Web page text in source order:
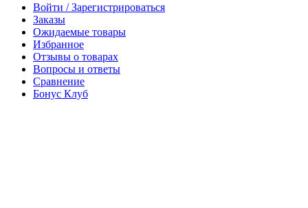
Войти / Зарегистрироваться
Заказы
Ожидаемые товары
Избранное
Отзывы о товарах
Вопросы и ответы
Сравнение
Бонус Клуб